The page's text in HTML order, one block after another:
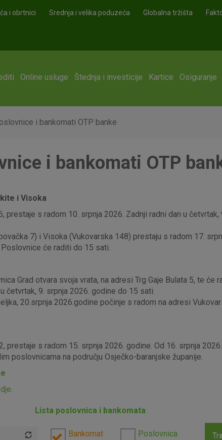
i obrtnici Srednja i velika poduzeća Globalna tržišta
Online usluge Štednja i investicije Kartice Osiguranje
i bankomati OTP banke
i bankomati OTP
i Visoka
prestaje s radom 10. srpnja 2026. Zadnji radni dan u
7) i Visoka (Vukovarska 148) prestaju s radom 17.
će raditi do 15 sati.
Grad otvara svoja vrata, na adresi Trg Gaje Bulata 5, te
četvrtak, 9. srpnja 2026. godine do 15 sati.
20.srpnja 2026.godine počinje s radom na adresi
prestaje s radom 15. srpnja 2026. godine. Od 16. srpnja
poslovnicama na području Osječko-baranjske županije.
.
Lista poslovnica i bankomata
Bankomat Poslovnica